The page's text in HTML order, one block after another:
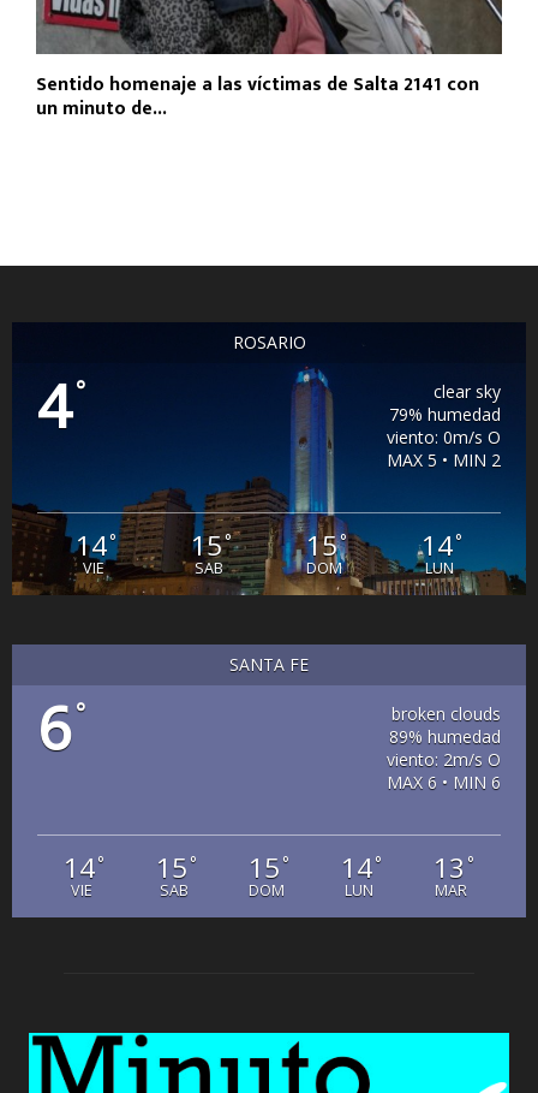
Sentido homenaje a las víctimas de Salta 2141 con
un minuto de...
ROSARIO
4°
clear sky
79% humedad
viento: 0m/s O
MAX 5 • MIN 2
14°
VIE
15°
SAB
15°
DOM
14°
LUN
SANTA FE
6°
broken clouds
89% humedad
viento: 2m/s O
MAX 6 • MIN 6
14°
VIE
15°
SAB
15°
DOM
14°
LUN
13 °
MAR